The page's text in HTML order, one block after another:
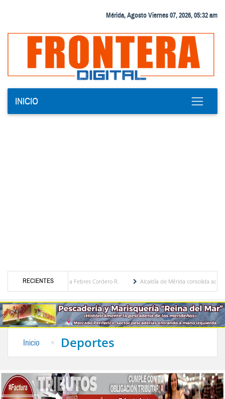
Mérida, Agosto Viernes 07, 2026, 05:32 am
INICIO
RECIENTES
por María Eugenia Febres Cordero R.
Alcaldía de Mérida consolida acuerdos
Inicio Deportes